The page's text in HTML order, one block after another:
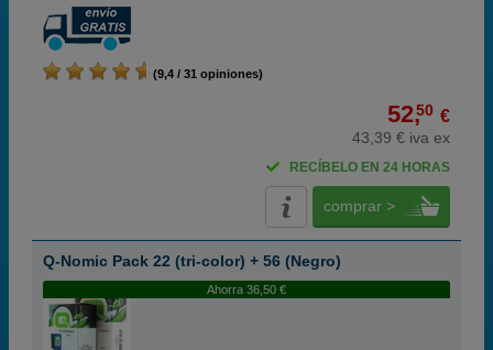
(9,4 / 31 opiniones)
52,50 €
43,39 € iva ex
RECÍBELO EN 24 HORAS
comprar >
Q-Nomic Pack 22 (tri-color) + 56 (Negro)
Ahorra 36,50 €